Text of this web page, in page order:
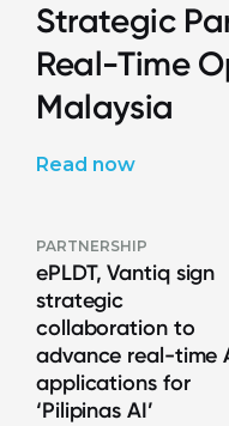
Strategic
Real-Time
Malaysia
Read now
PARTNERSHIP
ePLDT, Vantiq sign
strategic
collaboration to
advance real-time
applications for
‘Pilipinas AI’